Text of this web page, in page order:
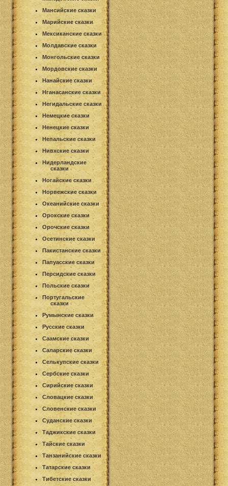
Мансийские сказки
Марийские сказки
Мексиканские сказки
Молдавские сказки
Монгольские сказки
Мордовские сказки
Нанайские сказки
Нганасанские сказки
Негидальские сказки
Немецкие сказки
Ненецкие сказки
Непальские сказки
Нивхские сказки
Нидерландские
сказки
Ногайские сказки
Норвежские сказки
Океанийские сказки
Орокские сказки
Орочские сказки
Осетинские сказки
Пакистанские сказки
Папуасские сказки
Персидские сказки
Польские сказки
Португальские
сказки
Румынские сказки
Русские сказки
Саамские сказки
Саларские сказки
Селькупские сказки
Сербские сказки
Сирийские сказки
Словацкие сказки
Словенские сказки
Суданские сказки
Таджикские сказки
Тайские сказки
Танзанийские сказки
Татарские сказки
Тибетские сказки